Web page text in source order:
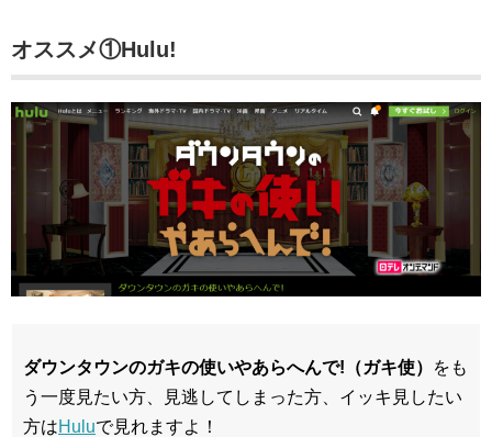
オススメ①Hulu!
ダウンタウンのガキの使いやあらへんで!（ガキ使）
をも
う一度見たい方、見逃してしまった方、イッキ見したい
方はHuluで見れますよ！